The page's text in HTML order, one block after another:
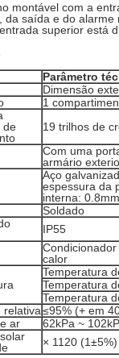
montável com a
da saída e do
superior está
Parâmetro
Dimensão
1
de
19 trilhos de
Com uma
armário
Aço
espessura da
interna:
Soldado
IP55
calor
Temperatura
Temperatura
Temperatura
relativa≤95% (+ em
ar
62kPa ~
× 1120